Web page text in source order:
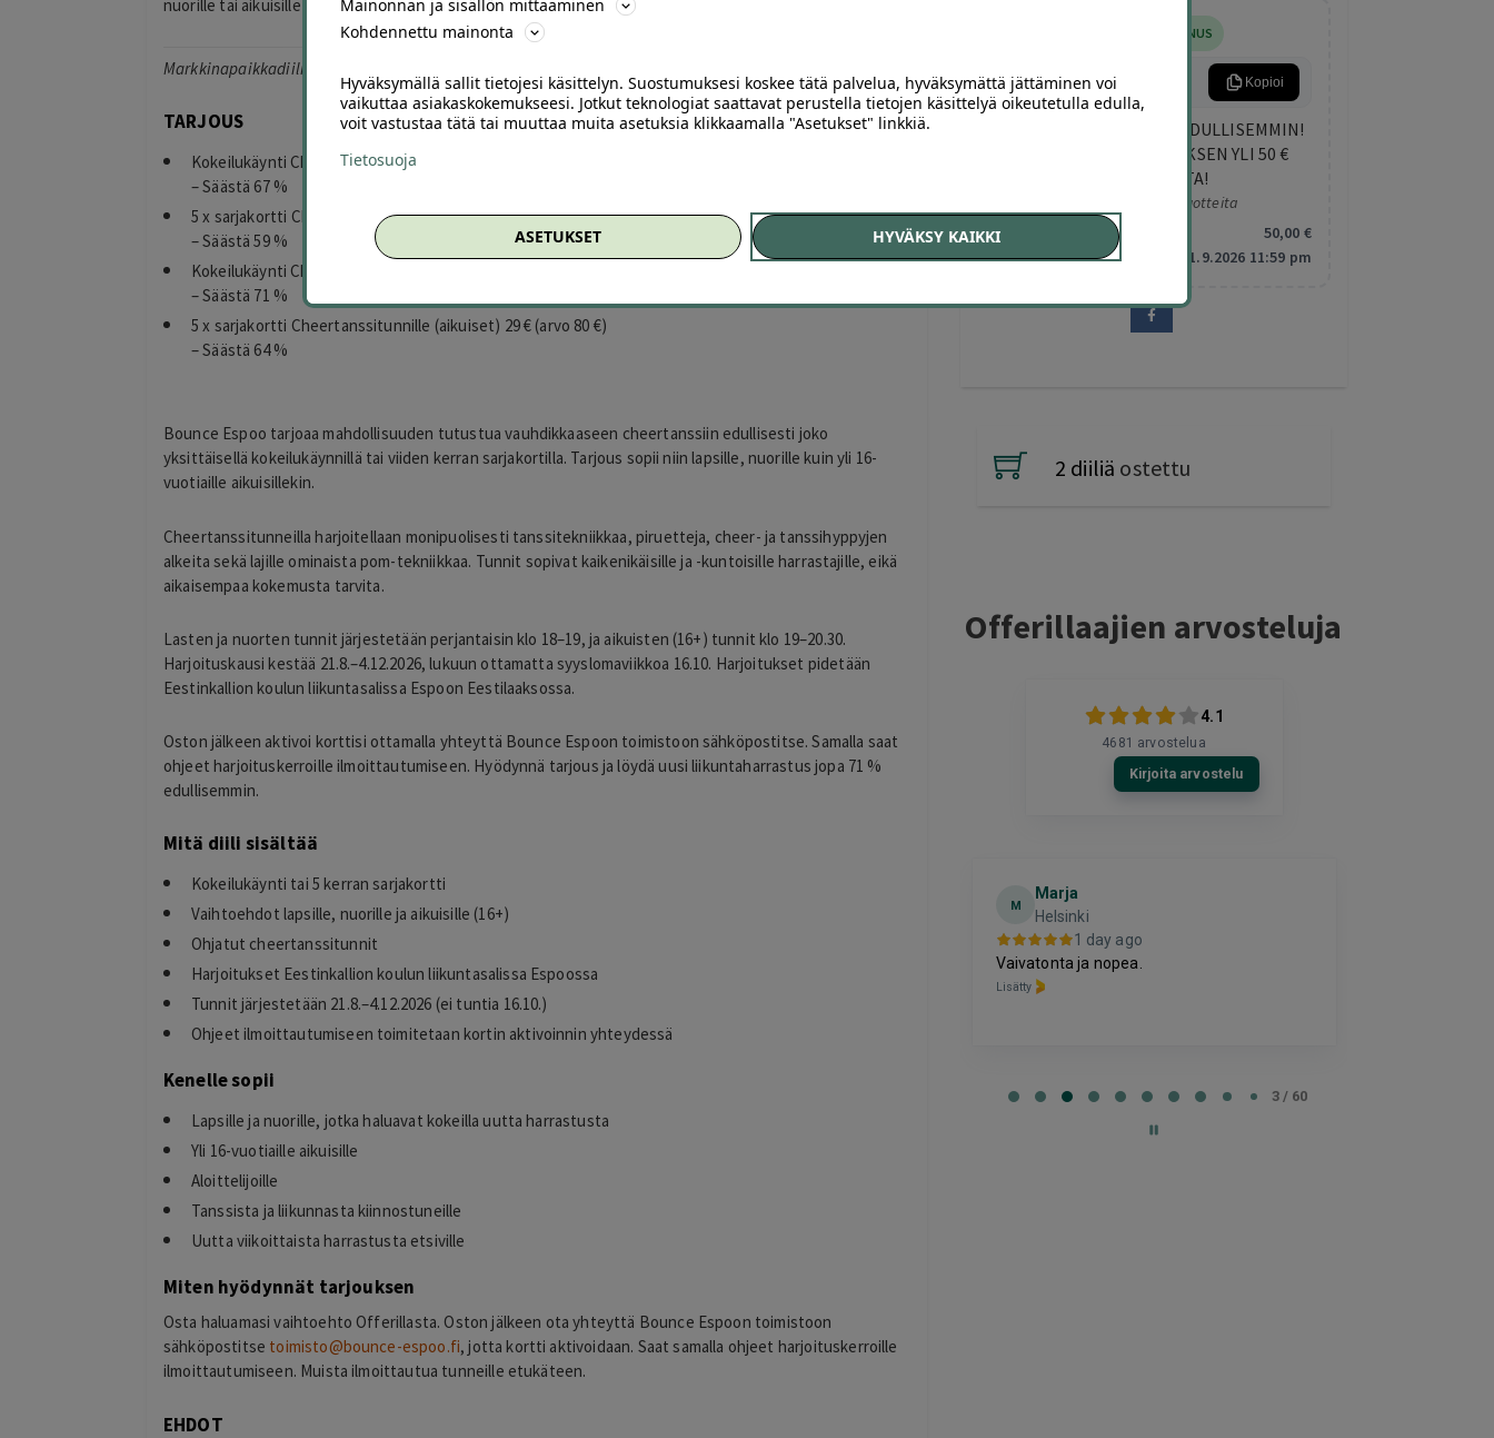
nuorille tai aikuisille Bounce Espoon ohjatuilla tunneilla.
Markkinapaikkadiili*
TARJOUS
Kokeilukäynti Cheertanssitunnille (lapset ja nuoret) 5 € (arvo 15 €)
– Säästä 67 %
5 x sarjakortti Cheertanssitunnille (lapset ja nuoret) 29 € (arvo 70 €)
– Säästä 59 %
Kokeilukäynti Cheertanssitunnille (aikuiset) 5 € (arvo 17 €)
– Säästä 71 %
5 x sarjakortti Cheertanssitunnille (aikuiset) 29 € (arvo 80 €)
– Säästä 64 %
Bounce Espoo tarjoaa mahdollisuuden tutustua vauhdikkaaseen cheertanssiin edullisesti joko
yksittäisellä kokeilukäynnillä tai viiden kerran sarjakortilla. Tarjous sopii niin lapsille, nuorille kuin yli 16-
vuotiaille aikuisillekin.
Cheertanssitunneilla harjoitellaan monipuolisesti tanssitekniikkaa, piruetteja, cheer- ja tanssihyppyjen
alkeita sekä lajille ominaista pom-tekniikkaa. Tunnit sopivat kaikenikäisille ja -kuntoisille harrastajille, eikä
aikaisempaa kokemusta tarvita.
Lasten ja nuorten tunnit järjestetään perjantaisin klo 18–19, ja aikuisten (16+) tunnit klo 19–20.30.
Harjoituskausi kestää 21.8.–4.12.2026, lukuun ottamatta syyslomaviikkoa 16.10. Harjoitukset pidetään
Eestinkallion koulun liikuntasalissa Espoon Eestilaaksossa.
Oston jälkeen aktivoi korttisi ottamalla yhteyttä Bounce Espoon toimistoon sähköpostitse. Samalla saat
ohjeet harjoituskerroille ilmoittautumiseen. Hyödynnä tarjous ja löydä uusi liikuntaharrastus jopa 71 %
edullisemmin.
Mitä diili sisältää
Kokeilukäynti tai 5 kerran sarjakortti
Vaihtoehdot lapsille, nuorille ja aikuisille (16+)
Ohjatut cheertanssitunnit
Harjoitukset Eestinkallion koulun liikuntasalissa Espoossa
Tunnit järjestetään 21.8.–4.12.2026 (ei tuntia 16.10.)
Ohjeet ilmoittautumiseen toimitetaan kortin aktivoinnin yhteydessä
Kenelle sopii
Lapsille ja nuorille, jotka haluavat kokeilla uutta harrastusta
Yli 16-vuotiaille aikuisille
Aloittelijoille
Tanssista ja liikunnasta kiinnostuneille
Uutta viikoittaista harrastusta etsiville
Miten hyödynnät tarjouksen
Osta haluamasi vaihtoehto Offerillasta. Oston jälkeen ota yhteyttä Bounce Espoon toimistoon
sähköpostitse toimisto@bounce-espoo.fi, jotta kortti aktivoidaan. Saat samalla ohjeet harjoituskerroille
ilmoittautumiseen. Muista ilmoittautua tunneille etukäteen.
EHDOT
LISÄALENNUS
KESA5 Kopioi
NAPPAA KESÄN DIILIT EDULLISEMMIN!
SAAT 5 € LISÄALENNUKSEN YLI 50 €
OSTOKSESTA!
Koskee valittuja tuotteita
Minimitilaus:
50,00 €
Vanhentuu:
1.9.2026 11:59 pm
2 diiliä ostettu
Offerillaajien arvosteluja
4.1
4681 arvostelua
Kirjoita arvostelu
Kim osaa hyvin ! Olen tyytyväinen
Lisätty
M
Marja
Helsinki
1 day ago
Vaivatonta ja nopea.
Lisätty
3 / 60
Mainonnan ja sisällön mittaaminen
Kohdennettu mainonta
Hyväksymällä sallit tietojesi käsittelyn. Suostumuksesi koskee tätä palvelua, hyväksymättä jättäminen voi
vaikuttaa asiakaskokemukseesi. Jotkut teknologiat saattavat perustella tietojen käsittelyä oikeutetulla edulla,
voit vastustaa tätä tai muuttaa muita asetuksia klikkaamalla "Asetukset" linkkiä.
Tietosuoja
ASETUKSET HYVÄKSY KAIKKI